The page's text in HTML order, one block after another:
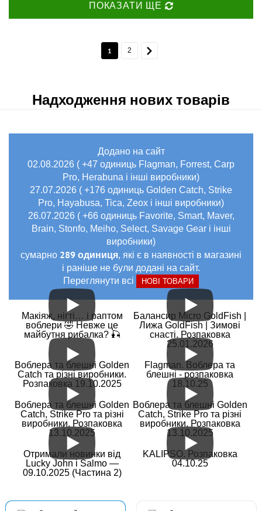
ПОКАЗАТИ ЩЕ
1 2
Надходження нових товарів
Додано на сайт
02.08.2026 ( +47 одиниць Flagman, Forrest, Carp
Pro, Herabuna і інші виробники)
27.07.2026 ( +176 одиниць Golden Catch, Strike
Pro, Hayabusa, Tica, Zeox і інші виробники)
26.07.2026 ( +66 одиниць Favorite, Smart, Maver,
Brain, Stonfo, Meiho, Select, Savage Gear і інші
виробники)
сумарно 289 одиниця, які є в наявності в магазині
і раніше не були додані на сайт.
Переглянути всі
НОВІ ТОВАРИ
Макіяж, нігті… і раптом
воблери 🤣 Невже це
майбутня рибалка? 🎣
Балансир Micro GoldFish |
Лижа GoldFish | Зимові
снасті. Розпаковка
25.01.2026
Воблера та блешні Golden
Catch та різні виробники.
Розпаковка 19.10.2025
Flagman. Воблера та
блешні - розпаковка
18.10.25
Воблера та блешні Golden
Catch, Strike Pro та різні
виробники. Розпаковка
13.10.2025
Воблера та блешні Golden
Catch, Strike Pro та різні
виробники. Розпаковка
13.10.2025
Отримали новинки від
Lucky John і Salmo —
09.10.2025 (Частина 2)
KALIPSO. Розпаковка
04.10.25